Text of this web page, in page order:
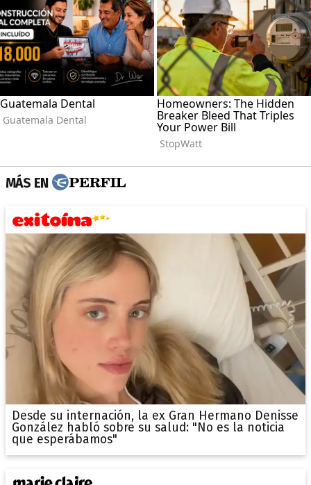
MÁS EN
Desde su internación, la ex Gran Hermano Denisse
González habló sobre su salud: "No es la noticia
que esperábamos"